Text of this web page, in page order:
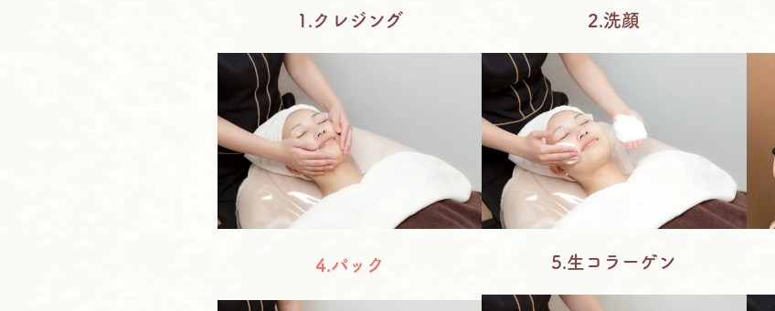
1.クレジング 2.洗顔
4.パック 5.生コラーゲン